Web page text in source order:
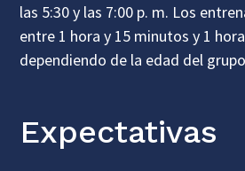
las 5:30 y las 7:00 p. m. Los
entre 1 hora y 15 minutos y 1
dependiendo de la edad del
Expectativas